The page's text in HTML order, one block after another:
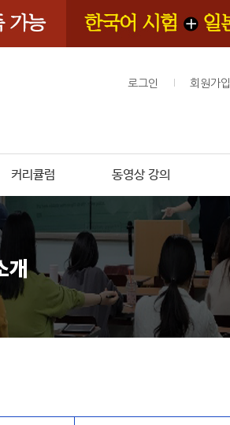
로그인 회원가입
커리큘럼 동영상 강의